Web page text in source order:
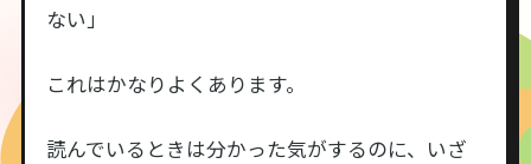
ない」
これはかなりよくあります。
読んでいるときは分かった気がするのに、いざ